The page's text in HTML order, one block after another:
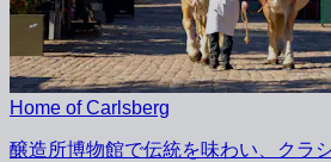
Home of Carlsberg
醸造所博物館で伝統を味わい、クラ